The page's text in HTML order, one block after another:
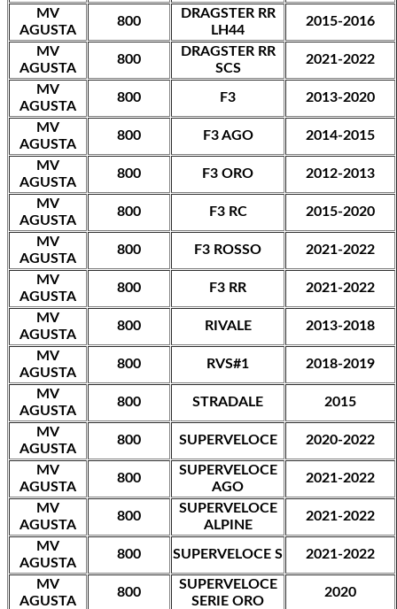
MV
AGUSTA
800
DRAGSTER RR
LH44
2015-2016
MV
AGUSTA
800
DRAGSTER RR
SCS
2021-2022
MV
AGUSTA
800 F3 2013-2020
MV
AGUSTA
800 F3 AGO 2014-2015
MV
AGUSTA
800 F3 ORO 2012-2013
MV
AGUSTA
800 F3 RC 2015-2020
MV
AGUSTA
800 F3 ROSSO 2021-2022
MV
AGUSTA
800 F3 RR 2021-2022
MV
AGUSTA
800 RIVALE 2013-2018
MV
AGUSTA
800 RVS#1 2018-2019
MV
AGUSTA
800 STRADALE 2015
MV
AGUSTA
800 SUPERVELOCE 2020-2022
MV
AGUSTA
800
SUPERVELOCE
AGO
2021-2022
MV
AGUSTA
800
SUPERVELOCE
ALPINE
2021-2022
MV
AGUSTA
800 SUPERVELOCE S 2021-2022
MV
AGUSTA
800
SUPERVELOCE
SERIE ORO
2020